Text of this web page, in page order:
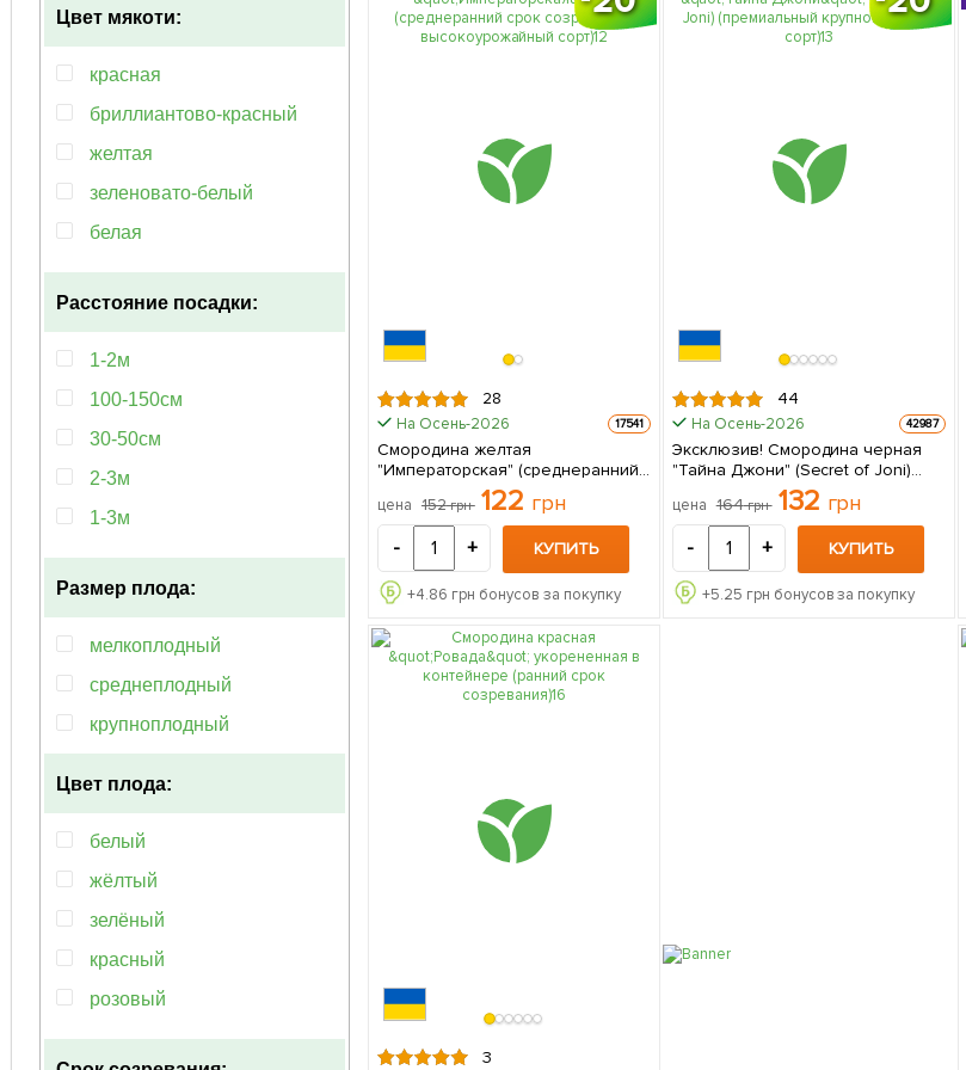
Цвет мякоти:
красная
бриллиантово-красный
желтая
зеленовато-белый
белая
зеленая
кремовый
фиолетовый
черная
Расстояние посадки:
1-2м
100-150см
30-50см
2-3м
1-3м
50-100см
Размер плода:
мелкоплодный
среднеплодный
крупноплодный
Цвет плода:
белый
жёлтый
зелёный
красный
розовый
фиолетовый
28
На Осень-2026 17541
Смородина желтая
"Императорская" (среднеранний
срок созревания,
высокоурожайный сорт) 1
саженец в упаковке
цена 152грн 122 грн
- + КУПИТЬ
+4.86 грн бонусов за покупку
44
На Осень-2026 42987
Эксклюзив! Смородина черная
"Тайна Джони" (Secret of Joni)
(премиальный крупноплодный
сорт) 1 саженец в упаковке
цена 164грн 132 грн
- + КУПИТЬ
+5.25 грн бонусов за покупку
3